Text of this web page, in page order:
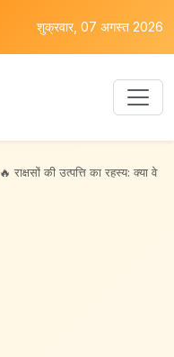
शुक्रवार, 07 अगस्त 2026
🔥 राक्षसों की उत्पत्ति का रहस्य: क्या वे